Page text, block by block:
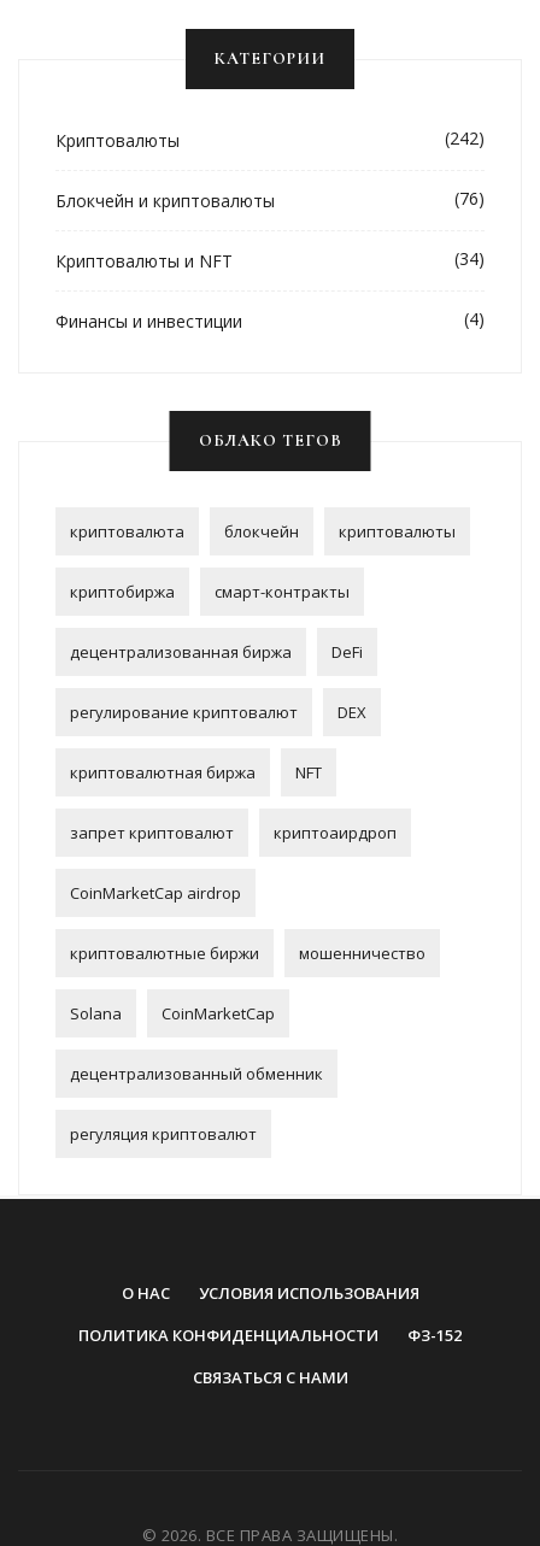
КАТЕГОРИИ
Криптовалюты (242)
Блокчейн и криптовалюты (76)
Криптовалюты и NFT (34)
Финансы и инвестиции (4)
ОБЛАКО ТЕГОВ
криптовалюта блокчейн криптовалюты
криптобиржа смарт-контракты
децентрализованная биржа DeFi
регулирование криптовалют DEX
криптовалютная биржа NFT
запрет криптовалют криптоаирдроп
CoinMarketCap airdrop
криптовалютные биржи мошенничество
Solana CoinMarketCap
децентрализованный обменник
регуляция криптовалют
О НАС
УСЛОВИЯ ИСПОЛЬЗОВАНИЯ
ПОЛИТИКА КОНФИДЕНЦИАЛЬНОСТИ
ФЗ-152
СВЯЗАТЬСЯ С НАМИ
© 2026. ВСЕ ПРАВА ЗАЩИЩЕНЫ.